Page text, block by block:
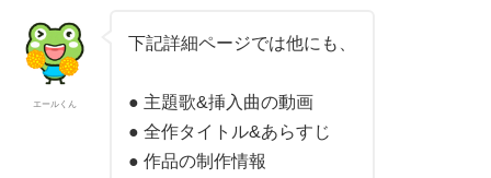
エールくん
下記詳細ページでは他にも、
● 主題歌&挿入曲の動画
● 全作タイトル&あらすじ
● 作品の制作情報